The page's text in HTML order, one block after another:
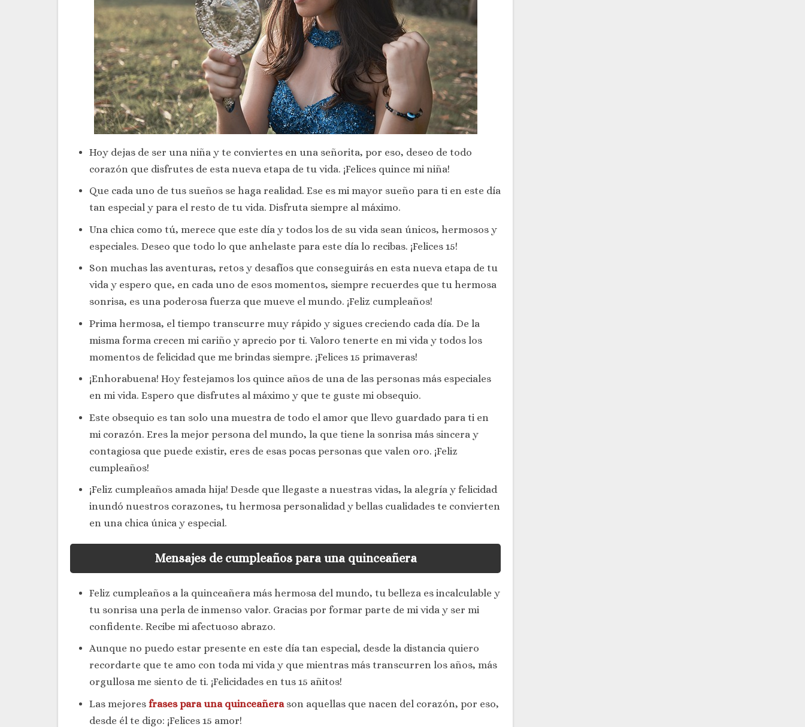
Hoy dejas de ser una niña y te conviertes en una señorita, por eso, deseo de todo
corazón que disfrutes de esta nueva etapa de tu vida. ¡Felices quince mi niña!
Que cada uno de tus sueños se haga realidad. Ese es mi mayor sueño para ti en este día
tan especial y para el resto de tu vida. Disfruta siempre al máximo.
Una chica como tú, merece que este día y todos los de su vida sean únicos, hermosos y
especiales. Deseo que todo lo que anhelaste para este día lo recibas. ¡Felices 15!
Son muchas las aventuras, retos y desafíos que conseguirás en esta nueva etapa de tu
vida y espero que, en cada uno de esos momentos, siempre recuerdes que tu hermosa
sonrisa, es una poderosa fuerza que mueve el mundo. ¡Feliz cumpleaños!
Prima hermosa, el tiempo transcurre muy rápido y sigues creciendo cada día. De la
misma forma crecen mi cariño y aprecio por ti. Valoro tenerte en mi vida y todos los
momentos de felicidad que me brindas siempre. ¡Felices 15 primaveras!
¡Enhorabuena! Hoy festejamos los quince años de una de las personas más especiales
en mi vida. Espero que disfrutes al máximo y que te guste mi obsequio.
Este obsequio es tan solo una muestra de todo el amor que llevo guardado para ti en
mi corazón. Eres la mejor persona del mundo, la que tiene la sonrisa más sincera y
contagiosa que puede existir, eres de esas pocas personas que valen oro. ¡Feliz
cumpleaños!
¡Feliz cumpleaños amada hija! Desde que llegaste a nuestras vidas, la alegría y felicidad
inundó nuestros corazones, tu hermosa personalidad y bellas cualidades te convierten
en una chica única y especial.
Mensajes de cumpleaños para una quinceañera
Feliz cumpleaños a la quinceañera más hermosa del mundo, tu belleza es incalculable y
tu sonrisa una perla de inmenso valor. Gracias por formar parte de mi vida y ser mi
confidente. Recibe mi afectuoso abrazo.
Aunque no puedo estar presente en este día tan especial, desde la distancia quiero
recordarte que te amo con toda mi vida y que mientras más transcurren los años, más
orgullosa me siento de ti. ¡Felicidades en tus 15 añitos!
Las mejores frases para una quinceañera son aquellas que nacen del corazón, por eso,
desde él te digo: ¡Felices 15 amor!